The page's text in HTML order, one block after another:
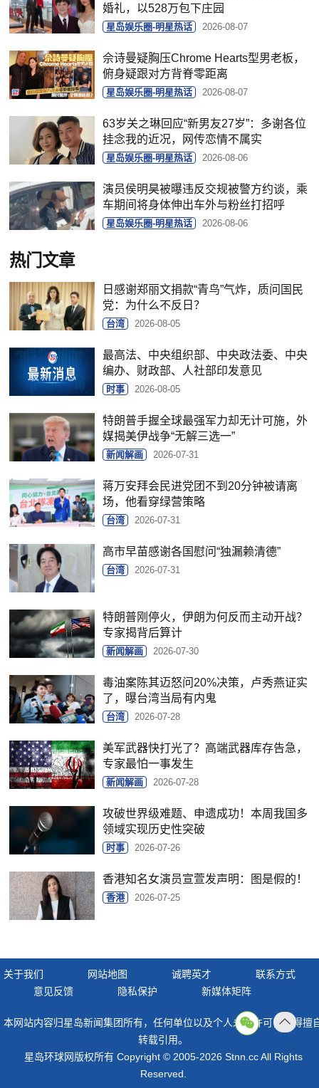
婚礼，以528万包下庄园
星岛娱乐圈-明星热话 2026-08-07
佘诗曼疑胸压Chrome Hearts型男老板，
俯身疑跟对方背脊零距离
星岛娱乐圈-明星热话 2026-08-07
63岁关之琳回应“新男友27岁”：多谢各位
挂念我的近况，网传恋情不属实
星岛娱乐圈-明星热话 2026-08-06
演员侯明昊被曝违反交规被警方约谈，乘
车期间将身体伸出车外与粉丝打招呼
星岛娱乐圈-明星热话 2026-08-06
热门文章
日感谢郑丽文捐款“青鸟”气炸，质问国民
党：为什么不反日？
台湾 2026-08-05
最高法、中央组织部、中央政法委、中央
编办、财政部、人社部印发意见
时事 2026-08-05
特朗普手握全球最强军力却无计可施，外
媒揭美伊战争“无解三选一”
新闻解画 2026-07-31
蒋万安拜会民进党团不到20分钟被请离
场，他看穿绿营策略
台湾 2026-07-31
高市早苗感谢各国慰问“独漏赖清德”
台湾 2026-07-31
特朗普刚停火，伊朗为何反而主动开战？
专家揭背后算计
新闻解画 2026-07-30
毒油案陈其迈怒问20%决策，卢秀燕证实
了，曝台湾当局有内鬼
台湾 2026-07-28
美军武器快打光了？高端武器库存告急，
专家最怕一事发生
新闻解画 2026-07-28
攻破世界级难题、申遗成功！本周我国多
领域实现历史性突破
时事 2026-07-26
香港知名女演员宣萱发声明：图是假的！
香港 2026-07-25
关于我们 网站地图 诚聘英才
联系方式
意见反馈
隐私保护 新媒体矩阵
本网站内容归星岛新闻集团所有，任何单位以及个人未经许可，不得擅
转载引用。
星岛环球网版权所有 Copyright © 2005-2026 Stnn.cc All Rights
Reserved.
顶部